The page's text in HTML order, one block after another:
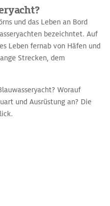
und das Leben an Bord
bezeichntet. Auf
Leben fernab von Häfen und
Strecken, dem
Worauf
und Ausrüstung an? Die